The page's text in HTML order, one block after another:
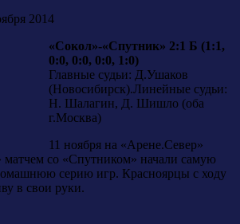
2014
«Сокол»-«Спутник» 2:1 Б (1:1,
0:0, 0:0, 0:0, 1:0)
Главные судьи: Д.Ушаков
(Новосибирск).Линейные судьи:
Н. Шалагин, Д. Шишло (оба
г.Москва)
11 ноября на «Арене.Север»
матчем со «Спутником» начали самую
серию игр. Красноярцы с ходу
в свои руки.